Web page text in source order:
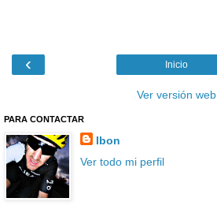
‹ Inicio
Ver versión web
PARA CONTACTAR
Ibon
Ver todo mi perfil